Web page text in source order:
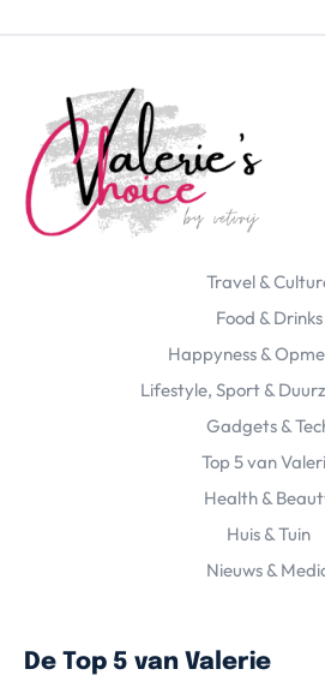
Travel &
Food & Drinks
Happyness &
Lifestyle, Sport &
Gadgets &
Top 5 van
Health &
Huis & Tuin
Nieuws &
De Top 5 van Valerie